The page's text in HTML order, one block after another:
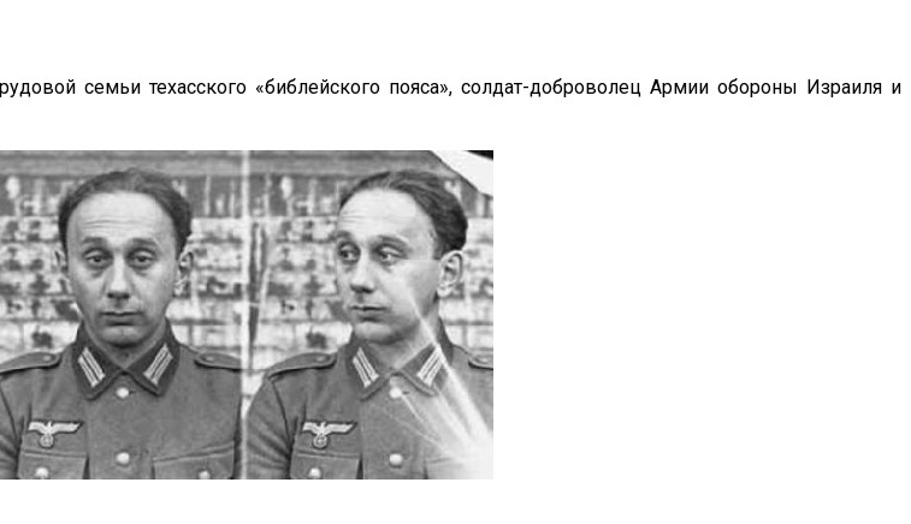
семьи техасского «библейского пояса», солдат-доброволец Армии обороны Израиля и